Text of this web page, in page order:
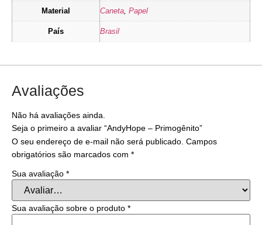
Material Caneta Papel
País Brasil
Avaliações
Não há avaliações ainda.
Seja o primeiro a avaliar “AndyHope – Primogênito”
O seu endereço de e-mail não será publicado. Campos
obrigatórios são marcados com *
Sua avaliação *
Sua avaliação sobre o produto *